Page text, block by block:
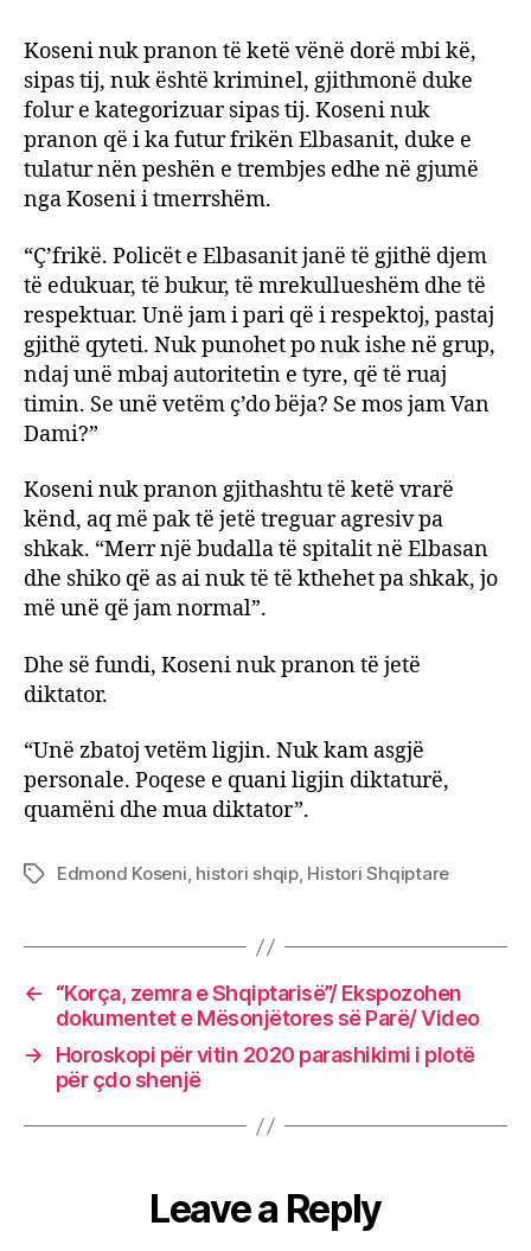
Koseni nuk pranon të ketë vënë dorë mbi kë,
sipas tij, nuk është kriminel, gjithmonë duke
folur e kategorizuar sipas tij. Koseni nuk
pranon që i ka futur frikën Elbasanit, duke e
tulatur nën peshën e trembjes edhe në gjumë
nga Koseni i tmerrshëm.
“Ç’frikë. Policët e Elbasanit janë të gjithë djem
të edukuar, të bukur, të mrekullueshëm dhe të
respektuar. Unë jam i pari që i respektoj, pastaj
gjithë qyteti. Nuk punohet po nuk ishe në grup,
ndaj unë mbaj autoritetin e tyre, që të ruaj
timin. Se unë vetëm ç’do bëja? Se mos jam Van
Dami?”
Koseni nuk pranon gjithashtu të ketë vrarë
kënd, aq më pak të jetë treguar agresiv pa
shkak. “Merr një budalla të spitalit në Elbasan
dhe shiko që as ai nuk të të kthehet pa shkak, jo
më unë që jam normal”.
Dhe së fundi, Koseni nuk pranon të jetë
diktator.
“Unë zbatoj vetëm ligjin. Nuk kam asgjë
personale. Poqese e quani ligjin diktaturë,
quamëni dhe mua diktator”.
TagsEdmond Koseni, histori shqip, Histori Shqiptare
←
“Korça, zemra e Shqiptarisë”/ Ekspozohen
dokumentet e Mësonjëtores së Parë/ Video
→
Horoskopi për vitin 2020 parashikimi i plotë
për çdo shenjë
Leave a Reply